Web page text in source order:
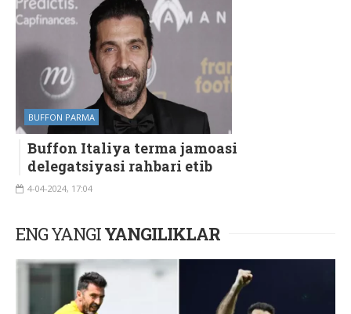
BUFFON PARMA
Buffon Italiya terma jamoasi
delegatsiyasi rahbari etib
4-04-2024, 17:04
ENG YANGIYANGILIKLAR